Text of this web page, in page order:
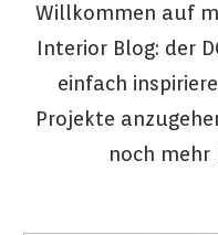
Willkommen auf
Interior Blog: der
einfach
Projekte
noch mehr